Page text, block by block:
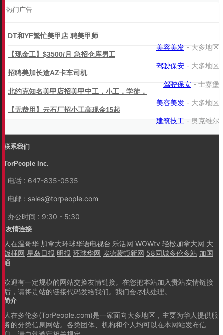
热门广告
DT和YF繁忙美甲店 聘美甲师
美容美发 - 大多地区
【现金工】$3500/月 急招仓库男工
驾驶保安 - 大多地区
招聘美加长途AZ卡车司机
驾驶保安 - 士嘉堡
北约克知名美甲店招美甲中工，小工，学徒，
美容美发 - 大多地区
【无费用】云石厂招小工高现金15起
建筑技工- 奥克维尔
联系我们
TorPeople Inc.
电话 : 647-835-0535
电邮 : sales@torpeople.com
办公时间 : 9:30 - 5:30
友情连接
人在温哥华 加拿大环球华语电视台 乐活网 WOWtv 轻松加拿大网 大
饭桶网 星岛日报 明报 环球华网 埃德蒙顿新网 58同城多伦多站 加国
通
欢迎有一定规模的网站交换友情链接。在您把本站加入贵站友情链接
后，请将贵站的链接代码发给我们。我们会尽快处理。
简介
人在多伦多(TorPeople.com)是一家面向大多地区，主要为华人提供服
务的分类信息网站。各类团体、机构和个人均可以在本网站发布信